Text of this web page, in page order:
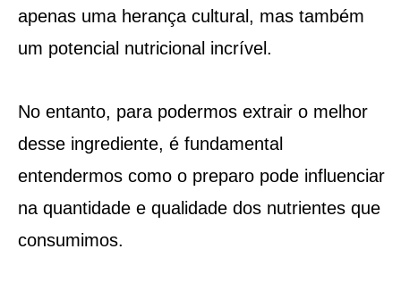
apenas uma herança cultural, mas também
um potencial nutricional incrível.
No entanto, para podermos extrair o melhor
desse ingrediente, é fundamental
entendermos como o preparo pode influenciar
na quantidade e qualidade dos nutrientes que
consumimos.